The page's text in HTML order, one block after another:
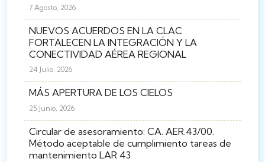
7 Agosto, 2026
NUEVOS ACUERDOS EN LA CLAC
FORTALECEN LA INTEGRACIÓN Y LA
CONECTIVIDAD AÉREA REGIONAL
24 Julio, 2026
MÁS APERTURA DE LOS CIELOS
25 Junio, 2026
Circular de asesoramiento: CA. AER.43/00.
Método aceptable de cumplimiento tareas de
mantenimiento LAR 43